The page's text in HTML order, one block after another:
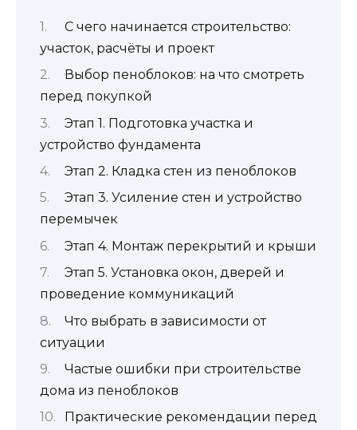
С чего начинается строительство:
участок, расчёты и проект
Выбор пеноблоков: на что смотреть
перед покупкой
Этап 1. Подготовка участка и
устройство фундамента
Этап 2. Кладка стен из пеноблоков
Этап 3. Усиление стен и устройство
перемычек
Этап 4. Монтаж перекрытий и крыши
Этап 5. Установка окон, дверей и
проведение коммуникаций
Что выбрать в зависимости от
ситуации
Частые ошибки при строительстве
дома из пеноблоков
Практические рекомендации перед